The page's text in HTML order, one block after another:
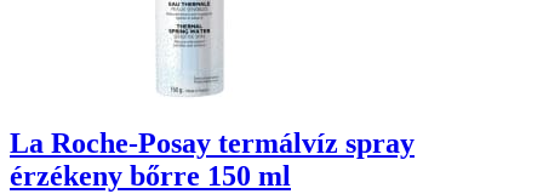
La Roche-Posay termálvíz spray
érzékeny bőrre 150 ml